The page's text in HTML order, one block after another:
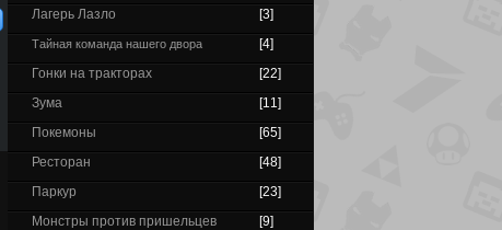
Лагерь Лазло
[3]
Тайная команда нашего двора
[4]
Гонки на тракторах
[22]
Зума
[11]
Покемоны
[65]
Ресторан
[48]
Паркур
[23]
Монстры против пришельцев
[9]